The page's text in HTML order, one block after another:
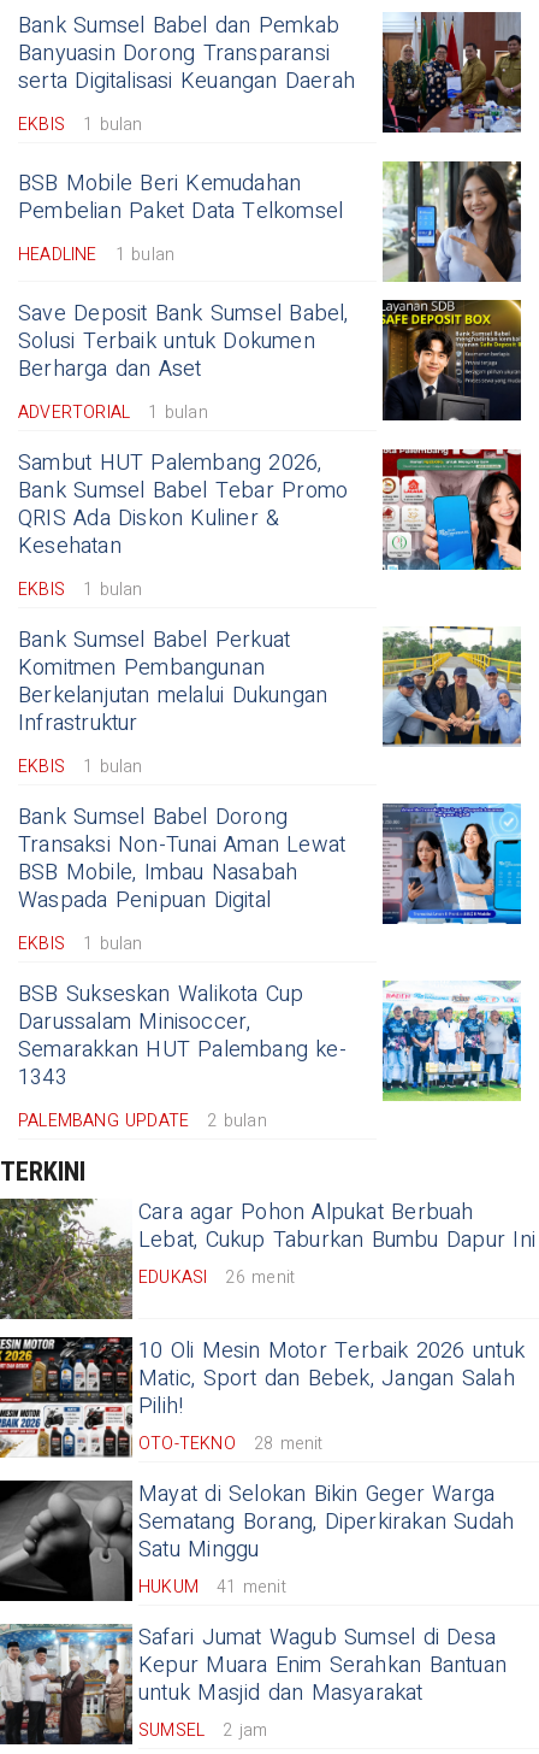
Bank Sumsel Babel dan Pemkab
Banyuasin Dorong Transparansi
serta Digitalisasi Keuangan Daerah
EKBIS 1 bulan
BSB Mobile Beri Kemudahan
Pembelian Paket Data Telkomsel
HEADLINE 1 bulan
Save Deposit Bank Sumsel Babel,
Solusi Terbaik untuk Dokumen
Berharga dan Aset
ADVERTORIAL 1 bulan
Sambut HUT Palembang 2026,
Bank Sumsel Babel Tebar Promo
QRIS Ada Diskon Kuliner &
Kesehatan
EKBIS 1 bulan
Bank Sumsel Babel Perkuat
Komitmen Pembangunan
Berkelanjutan melalui Dukungan
Infrastruktur
EKBIS 1 bulan
Bank Sumsel Babel Dorong
Transaksi Non-Tunai Aman Lewat
BSB Mobile, Imbau Nasabah
Waspada Penipuan Digital
EKBIS 1 bulan
BSB Sukseskan Walikota Cup
Darussalam Minisoccer,
Semarakkan HUT Palembang ke-
1343
PALEMBANG UPDATE 2 bulan
TERKINI
Cara agar Pohon Alpukat Berbuah
Lebat, Cukup Taburkan Bumbu Dapur Ini
EDUKASI 26 menit
10 Oli Mesin Motor Terbaik 2026 untuk
Matic, Sport dan Bebek, Jangan Salah
Pilih!
OTO-TEKNO 28 menit
Mayat di Selokan Bikin Geger Warga
Sematang Borang, Diperkirakan Sudah
Satu Minggu
HUKUM 41 menit
Safari Jumat Wagub Sumsel di Desa
Kepur Muara Enim Serahkan Bantuan
untuk Masjid dan Masyarakat
SUMSEL 2 jam